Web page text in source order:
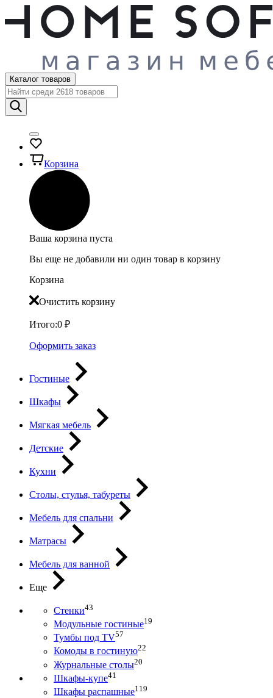
Каталог товаров
Корзина
Ваша корзина пуста
Вы еще не добавили ни один товар в корзину
Корзина
Очистить корзину
Итого:0 ₽
Оформить заказ
Гостиные
Шкафы
Мягкая мебель
Детские
Кухни
Столы, стулья, табуреты
Мебель для спальни
Матрасы
Мебель для ванной
Еще
Стенки43
Модульные гостиные19
Тумбы под ТV57
Комоды в гостиную22
Журнальные столы20
Шкафы-купе41
Шкафы распашные119